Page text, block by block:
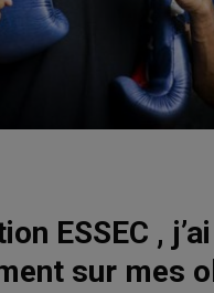
ESSEC ,
sur mes